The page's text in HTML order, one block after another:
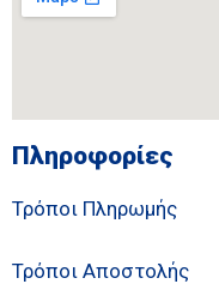
Πληροφορίες
Τρόποι Πληρωμής
Τρόποι Αποστολής